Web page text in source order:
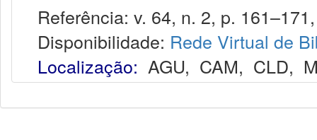
Referência: v. 64, n. 2, p.
Disponibilidade: Rede Virtual de
Localização: AGU, CAM, CLD,